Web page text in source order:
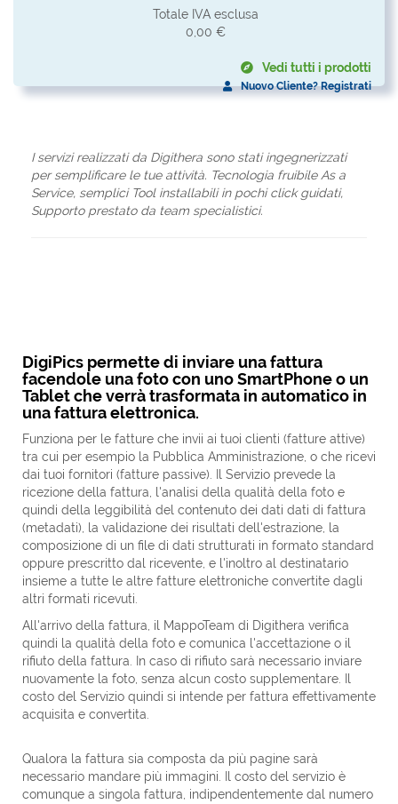
Totale IVA esclusa
0,00 €
Vedi tutti i prodotti
Nuovo Cliente? Registrati
I servizi realizzati da Digithera sono stati ingegnerizzati
per semplificare le tue attività. Tecnologia fruibile As a
Service, semplici Tool installabili in pochi click guidati,
Supporto prestato da team specialistici.
DigiPics permette di inviare una fattura
facendole una foto con uno SmartPhone o un
Tablet che verrà trasformata in automatico in
una fattura elettronica.
Funziona per le fatture che invii ai tuoi clienti (fatture attive)
tra cui per esempio la Pubblica Amministrazione, o che ricevi
dai tuoi fornitori (fatture passive). Il Servizio prevede la
ricezione della fattura, l'analisi della qualità della foto e
quindi della leggibilità del contenuto dei dati dati di fattura
(metadati), la validazione dei risultati dell'estrazione, la
composizione di un file di dati strutturati in formato standard
oppure prescritto dal ricevente, e l'inoltro al destinatario
insieme a tutte le altre fatture elettroniche convertite dagli
altri formati ricevuti.
All'arrivo della fattura, il MappoTeam di Digithera verifica
quindi la qualità della foto e comunica l'accettazione o il
rifiuto della fattura. In caso di rifiuto sarà necessario inviare
nuovamente la foto, senza alcun costo supplementare. Il
costo del Servizio quindi si intende per fattura effettivamente
acquisita e convertita.
Qualora la fattura sia composta da più pagine sarà
necessario mandare più immagini. Il costo del servizio è
comunque a singola fattura, indipendentemente dal numero